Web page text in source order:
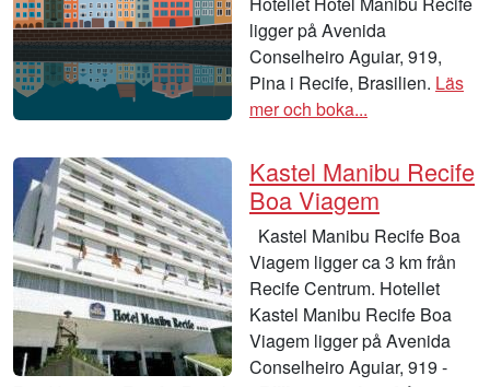
ligger på Avenida
Conselheiro Aguiar, 919,
Pina i Recife, Brasilien. Läs
mer och boka...
Kastel Manibu Recife
Boa Viagem
Kastel Manibu Recife Boa
Viagem ligger ca 3 km från
Recife Centrum. Hotellet
Kastel Manibu Recife Boa
Viagem ligger på Avenida
Conselheiro Aguiar, 919 -